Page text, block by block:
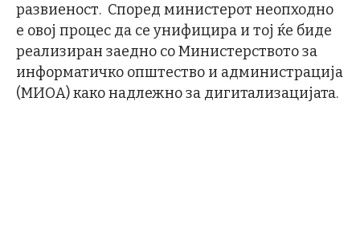
развиеност. Според министерот неопходно
е овој процес да се унифицира и тој ќе биде
реализиран заедно со Министерството за
информатичко општество и администрација
(МИОА) како надлежно за дигитализацијата.